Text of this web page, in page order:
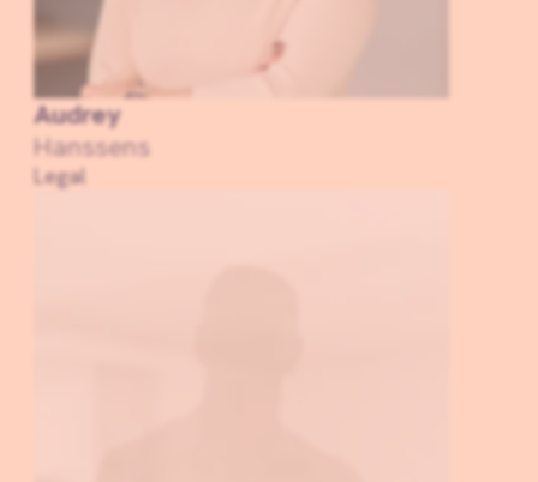
Audrey
Hanssens
Legal